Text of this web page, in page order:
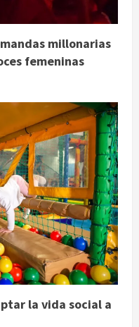
millonarias
femeninas
la vida social a